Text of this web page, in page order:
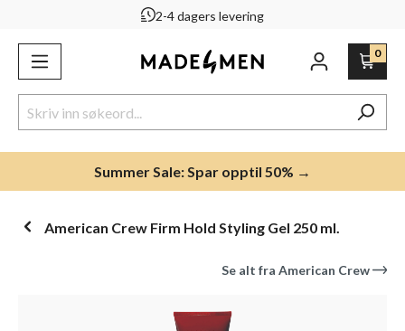
2-4 dagers levering
0
Summer Sale: Spar opptil 50% →
American Crew Firm Hold Styling Gel 250 ml.
Se alt fra American Crew